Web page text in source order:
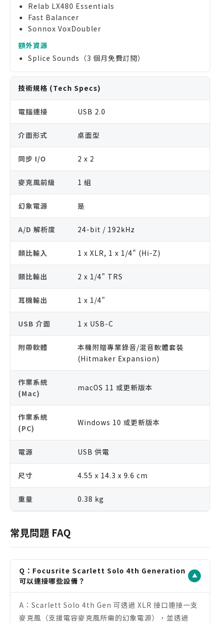
Relab LX480 Essentials
Fast Balancer
Sonnox VoxDoubler
額外資源
Splice Sounds（3 個月免費訂閱）
技術規格 (Tech Specs)
電腦連接 USB 2.0
介面形式 桌面型
同步 I/O 2 x 2
麥克風前級 1 組
幻象電源 是
A/D 解析度 24-bit / 192kHz
類比輸入 1 x XLR, 1 x 1/4" (Hi-Z)
類比輸出 2 x 1/4" TRS
耳機輸出 1 x 1/4"
USB 介面 1 x USB-C
附帶軟體
本機附贈專業錄音/混音軟體套裝
(Hitmaker Expansion)
作業系統
(Mac)
macOS 11 或更新版本
作業系統
(PC)
Windows 10 或更新版本
電源 USB 供電
尺寸 4.55 x 14.3 x 9.6 cm
重量 0.38 kg
常見問題 FAQ
Q：Focusrite Scarlett Solo 4th Generation
可以連接哪些設備？
▼
A：Scarlett Solo 4th Gen 可透過 XLR 接口連接一支
麥克風（支援電容麥克風所需的幻象電源），並透過